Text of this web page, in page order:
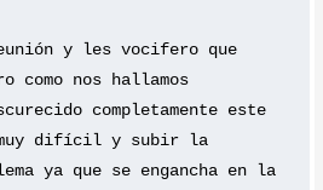
como nos hallamos
completamente este
muy difícil y subir la
ya que se engancha en la